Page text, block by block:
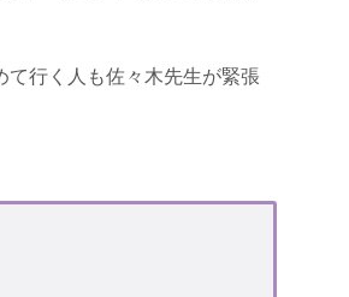
行く人も佐々木先生が緊張